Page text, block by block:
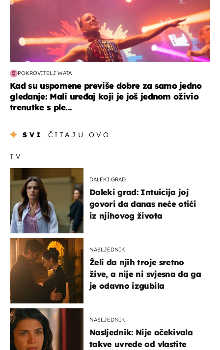
POKROVITELJ WATA
Kad su uspomene previše dobre za samo jedno
gledanje: Mali uređaj koji je još jednom oživio
trenutke s ple...
SVI ČITAJU OVO
TV
DALEKI GRAD
Daleki grad: Intuicija joj
govori da danas neće otići
iz njihovog života
NASLJEDNIK
Želi da njih troje sretno
žive, a nije ni svjesna da ga
je odavno izgubila
NASLJEDNIK
Nasljednik: Nije očekivala
takve uvrede od vlastite